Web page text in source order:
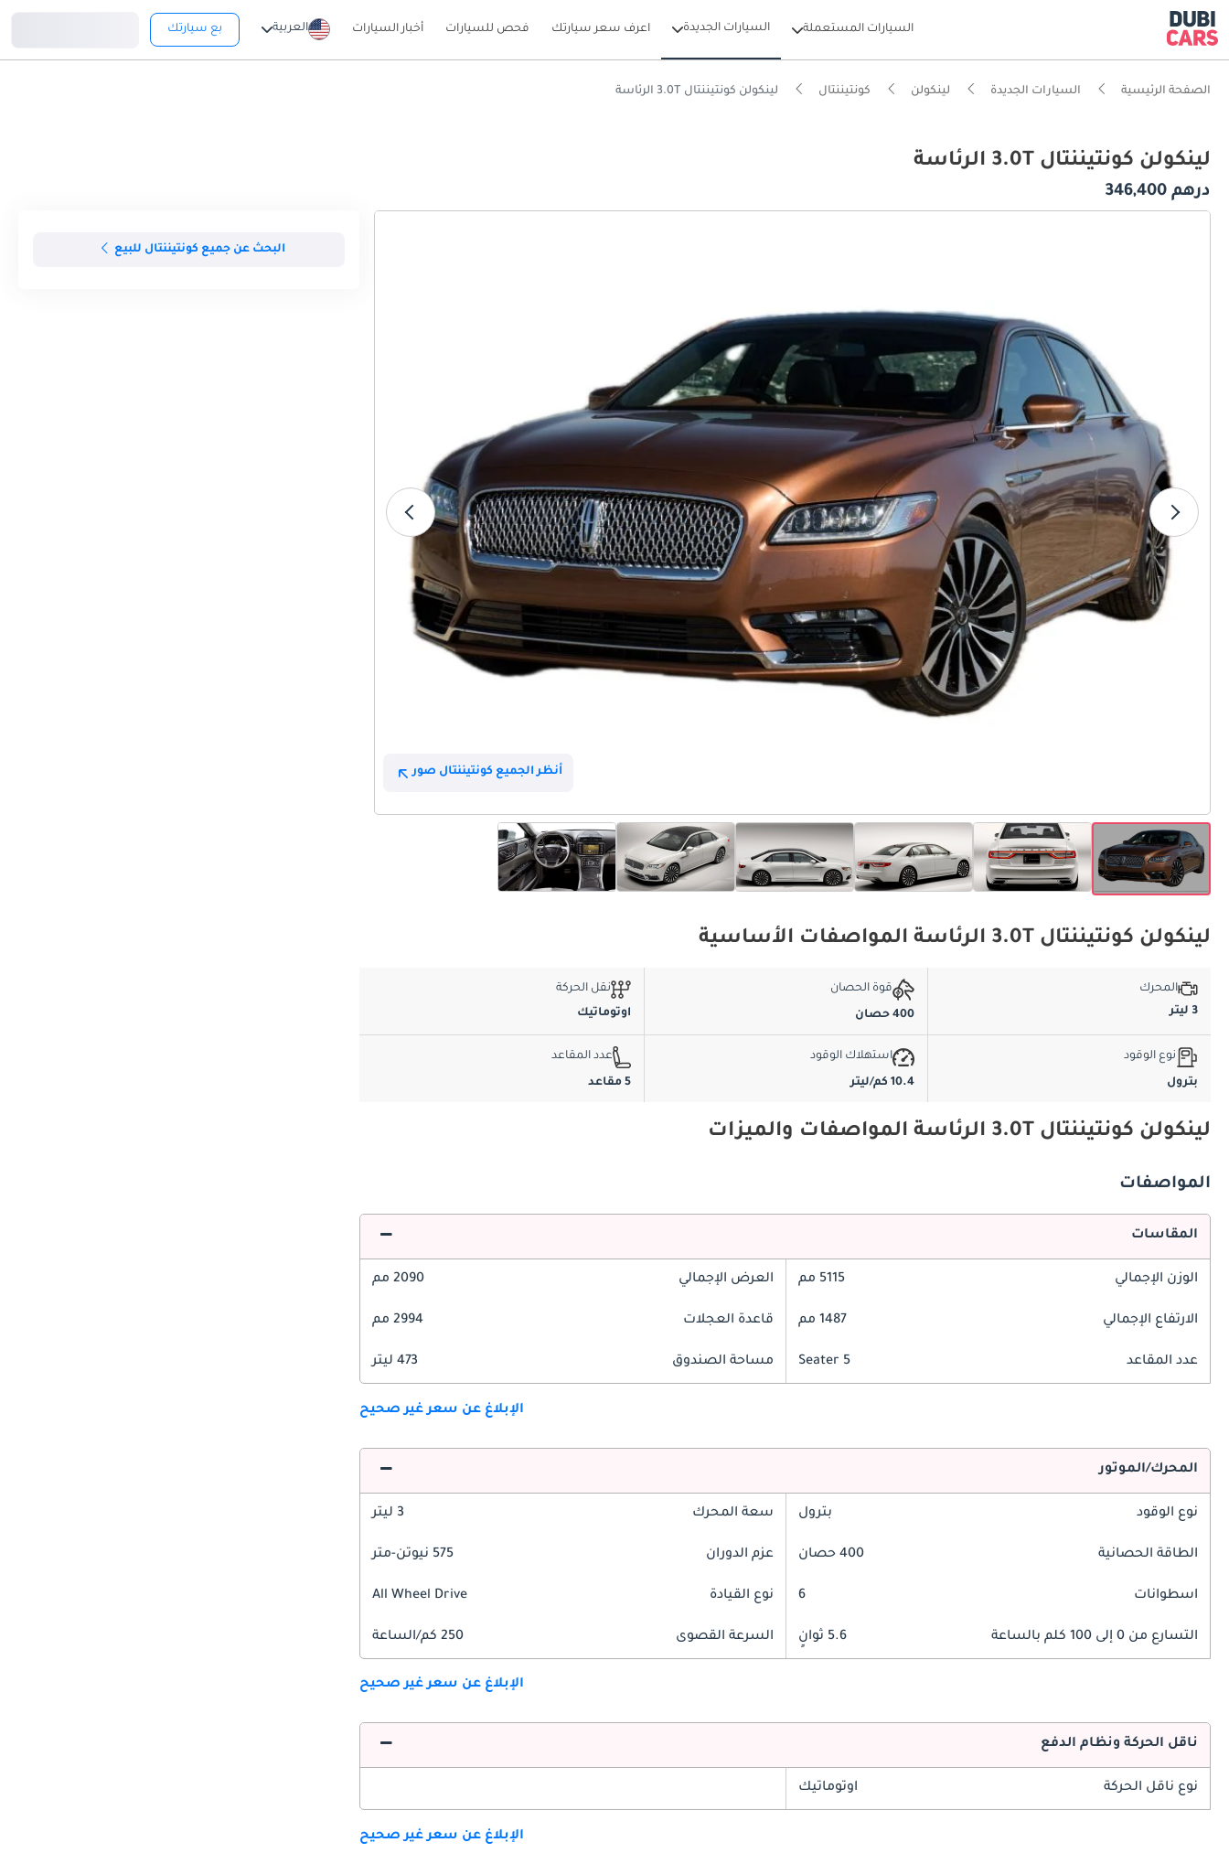
السيارات المستعملة السيارات الجديدة اعرف سعر سيارتك فحص للسيارات أخبار السيارات العربية بع سيارتك
الصفحة الرئيسية السيارات الجديدة لينكولن كونتيننتال لينكولن كونتيننتال 3.0T الرئاسة
لينكولن كونتيننتال 3.0T الرئاسة
درهم 346,400
أنظر الجميع كونتيننتال صور
البحث عن جميع كونتيننتال للبيع
لينكولن كونتيننتال 3.0T الرئاسة المواصفات الأساسية
المحرك
3 ليتر
قوة الحصان
400 حصان
نقل الحركة
اوتوماتيك
نوع الوقود
بترول
استهلاك الوقود
10.4 كم/ليتر
عدد المقاعد
5 مقاعد
لينكولن كونتيننتال 3.0T الرئاسة المواصفات والميزات
المواصفات
المقاسات
الوزن الإجمالي 5115 مم العرض الإجمالي 2090 مم
الارتفاع الإجمالي 1487 مم قاعدة العجلات 2994 مم
عدد المقاعد 5 Seater مساحة الصندوق 473 ليتر
الإبلاغ عن سعر غير صحيح
المحرك/الموتور
نوع الوقود بترول سعة المحرك 3 ليتر
الطاقة الحصانية 400 حصان عزم الدوران 575 نيوتن-متر
اسطوانات 6 نوع القيادة All Wheel Drive
التسارع من 0 إلى 100 كلم بالساعة 5.6 ثوانٍ السرعة القصوى 250 كم/الساعة
الإبلاغ عن سعر غير صحيح
ناقل الحركة ونظام الدفع
نوع ناقل الحركة اوتوماتيك
الإبلاغ عن سعر غير صحيح